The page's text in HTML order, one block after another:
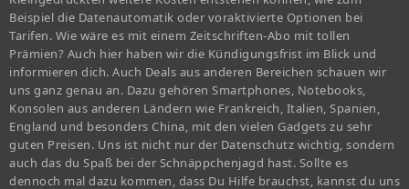
Beispiel die Datenautomatik oder voraktivierte Optionen bei
Tarifen. Wie wäre es mit einem Zeitschriften-Abo mit tollen
Prämien? Auch hier haben wir die Kündigungsfrist im Blick und
informieren dich. Auch Deals aus anderen Bereichen schauen wir
uns ganz genau an. Dazu gehören Smartphones, Notebooks,
Konsolen aus anderen Ländern wie Frankreich, Italien, Spanien,
England und besonders China, mit den vielen Gadgets zu sehr
guten Preisen. Uns ist nicht nur der Datenschutz wichtig, sondern
auch das du Spaß bei der Schnäppchenjagd hast. Sollte es
dennoch mal dazu kommen, dass Du Hilfe brauchst, kannst du uns